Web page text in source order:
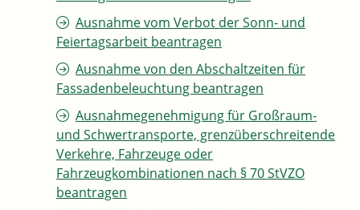
Ausnahme vom Verbot der Sonn- und
Feiertagsarbeit beantragen
Ausnahme von den Abschaltzeiten für
Fassadenbeleuchtung beantragen
Ausnahmegenehmigung für Großraum-
und Schwertransporte, grenzüberschreitende
Verkehre, Fahrzeuge oder
Fahrzeugkombinationen nach § 70 StVZO
beantragen